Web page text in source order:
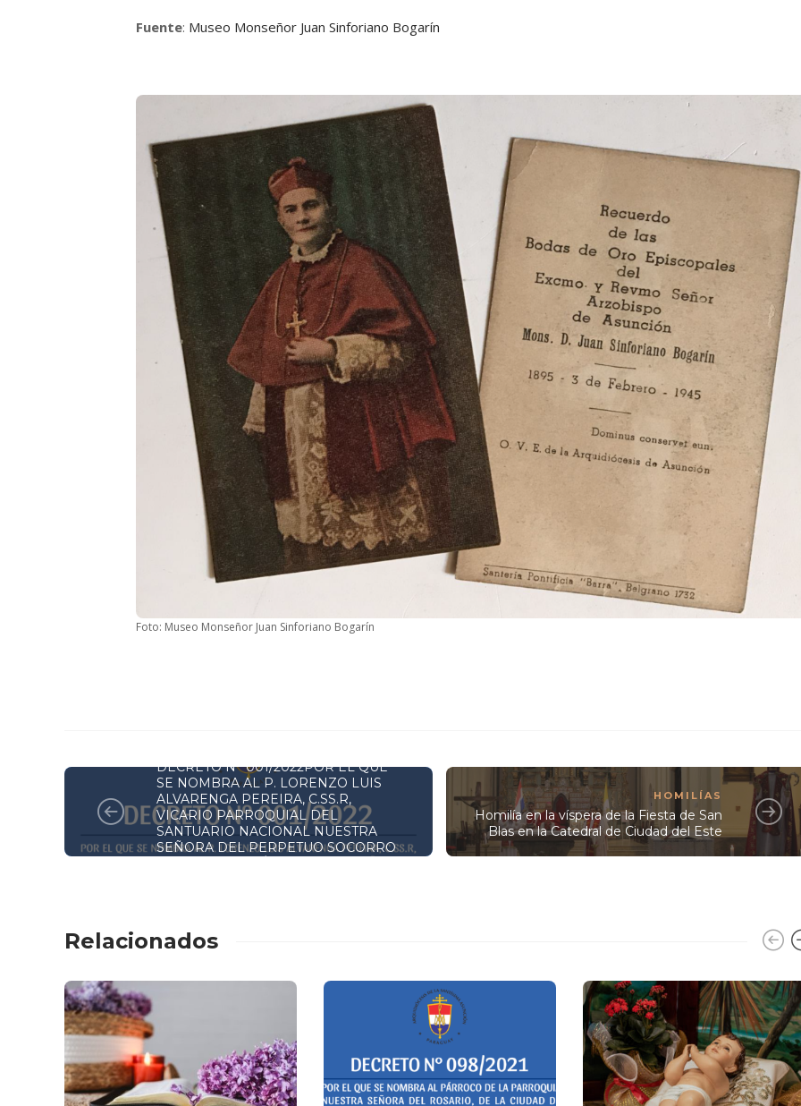
Fuente: Museo Monseñor Juan Sinforiano Bogarín
Foto: Museo Monseñor Juan Sinforiano Bogarín
DECRETO N° 001/2022POR EL QUE
SE NOMBRA AL P. LORENZO LUIS
ALVARENGA PEREIRA, C.SS.R,
VICARIO PARROQUIAL DEL
SANTUARIO NACIONAL NUESTRA
SEÑORA DEL PERPETUO SOCORRO
HOMILÍAS
Homilía en la víspera de la Fiesta de San
Blas en la Catedral de Ciudad del Este
Relacionados